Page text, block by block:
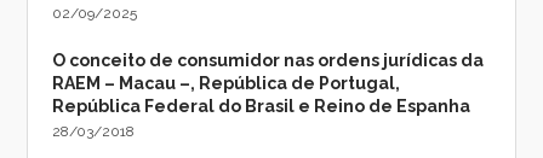
02/09/2025
O conceito de consumidor nas ordens jurídicas da
RAEM – Macau –, República de Portugal,
República Federal do Brasil e Reino de Espanha
28/03/2018